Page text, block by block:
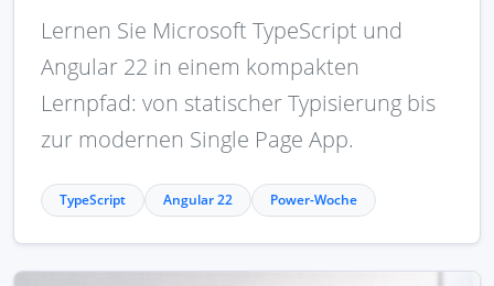
Lernen Sie Microsoft TypeScript und
Angular 22 in einem kompakten
Lernpfad: von statischer Typisierung bis
zur modernen Single Page App.
TypeScript Angular 22 Power-Woche